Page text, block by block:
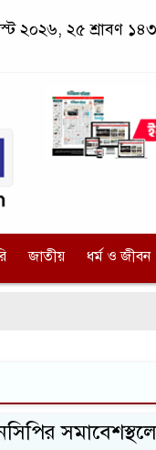
২০২৬, ২৫ শ্রাবণ
জাতীয় ধর্ম ও জীবন